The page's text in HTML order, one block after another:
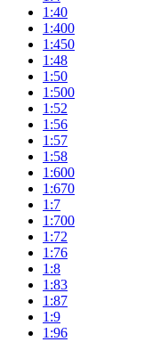
1:40
1:400
1:450
1:48
1:50
1:500
1:52
1:56
1:57
1:58
1:600
1:670
1:7
1:700
1:72
1:76
1:8
1:83
1:87
1:9
1:96